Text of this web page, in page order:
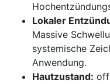
Lokaler
Massive
systemische
Anwendung.
Hautzustand: